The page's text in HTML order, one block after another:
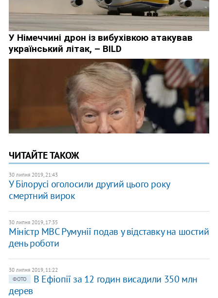
ЧИТАЙТЕ ТАКОЖ
30 липня 2019, 21:43
У Білорусі оголосили другий цього року
смертний вирок
30 липня 2019, 17:35
Міністр МВС Румунії подав у відставку на шостий
день роботи
30 липня 2019, 11:22
ФОТО
В Ефіопії за 12 годин висадили 350 млн
дерев